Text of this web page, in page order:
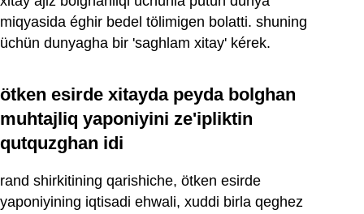
miqyasida éghir bedel tölimigen bolatti. shuning
üchün dunyagha bir 'saghlam xitay' kérek.
ötken esirde xitayda peyda bolghan
muhtajliq yaponiyini ze'ipliktin
qutquzghan idi
rand shirkitining qarishiche, ötken esirde
yaponiyining iqtisadi ehwali, xuddi birla qeghez